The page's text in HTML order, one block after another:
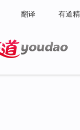
翻译 有道